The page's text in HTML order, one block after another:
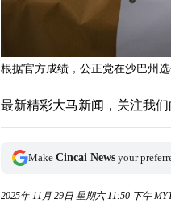
根据官方成绩，公正党在沙巴州
最新精彩大马新闻，关注我们
Make Cincai News your
2025年 11月 29日 星期六 11:50 下午